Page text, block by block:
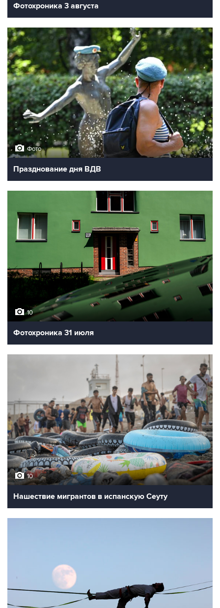
Фотохроника 3 августа
Фото
Празднование дня ВДВ
10
Фотохроника 31 июля
10
Нашествие мигрантов в испанскую Сеуту